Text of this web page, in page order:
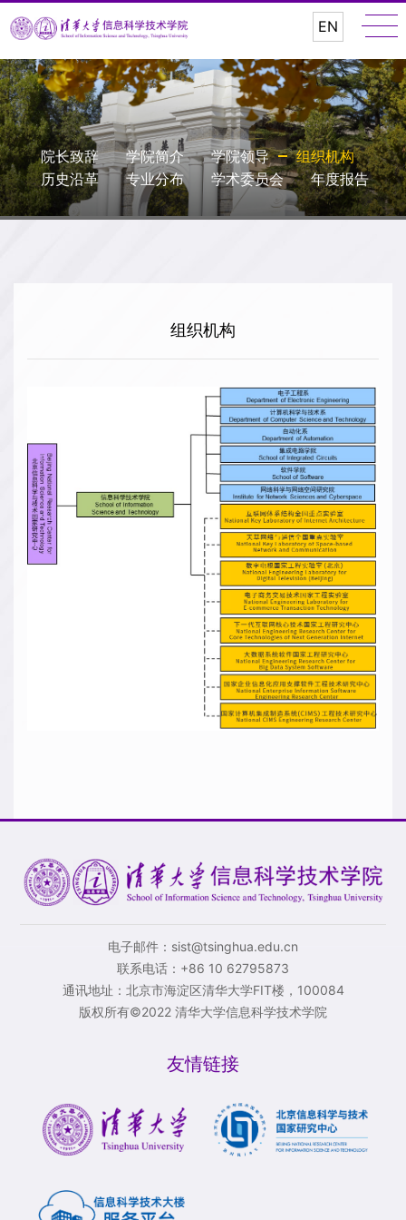
EN
院长致辞 学院简介 学院领导
组织机构
历史沿革
专业分布 学术委员会 年度报告
组织机构
电子邮件：sist@tsinghua.edu.cn
联系电话：+86 10 62795873
通讯地址：北京市海淀区清华大学FIT楼，100084
版权所有©2022 清华大学信息科学技术学院
友情链接